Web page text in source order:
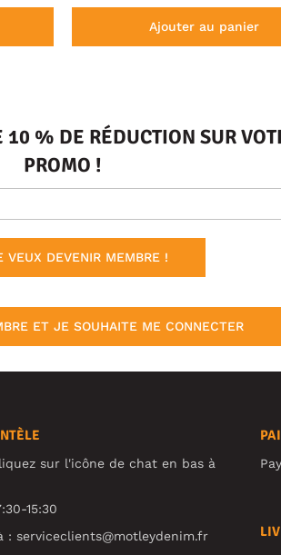
Ajouter au panier
% DE RÉDUCTION SUR
PROMO !
VEUX DEVENIR MEMBRE !
ET JE SOUHAITE ME CONNECTER
sur l'icône de chat en bas à
15:30
:serviceclients@motleydenim.fr